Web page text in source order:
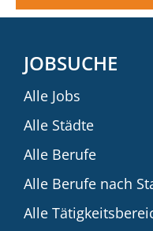
JOBSUCHE
Alle Jobs
Alle Städte
Alle Berufe
Alle Berufe nach
Alle